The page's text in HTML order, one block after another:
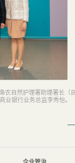
农自然护理署助理署长（自
银行业务总监李秀怡。
企业管治